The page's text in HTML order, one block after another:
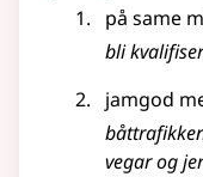
på same
bli
jamgod
vegar og